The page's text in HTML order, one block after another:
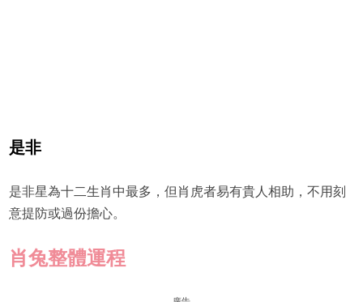
是非
是非星為十二生肖中最多，但肖虎者易有貴人相助，不用刻
意提防或過份擔心。
肖兔整體運程